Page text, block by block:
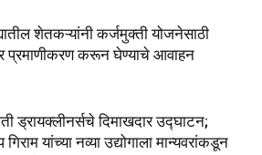
शेतकऱ्यांनी कर्जमुक्ती योजनेसाठी
प्रमाणीकरण करून घेण्याचे आवाहन
ड्रायक्लीनर्सचे दिमाखदार उद्घाटन;
गिराम यांच्या नव्या उद्योगाला मान्यवरांकडून